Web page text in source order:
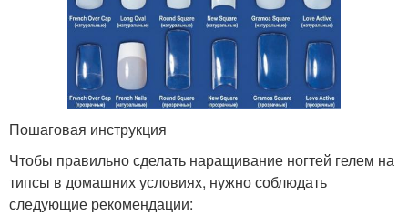
Пошаговая инструкция
Чтобы правильно сделать наращивание ногтей гелем на
типсы в домашних условиях, нужно соблюдать
следующие рекомендации: